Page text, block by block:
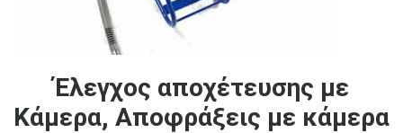
Έλεγχος αποχέτευσης με
Κάμερα, Αποφράξεις με κάμερα